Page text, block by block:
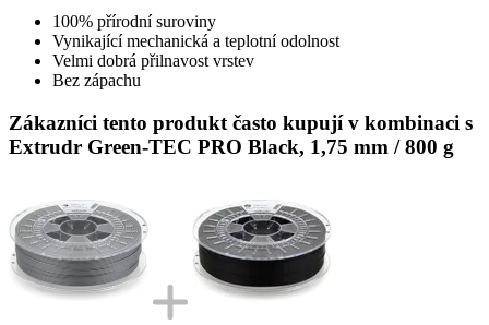
100% přírodní suroviny
Vynikající mechanická a teplotní odolnost
Velmi dobrá přilnavost vrstev
Bez zápachu
Zákazníci tento produkt často kupují v kombinaci s
Extrudr Green-TEC PRO Black, 1,75 mm / 800 g